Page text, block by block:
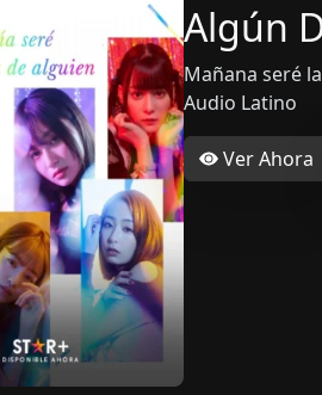
Algún
Mañana seré
Audio Latino
Ver Ahora